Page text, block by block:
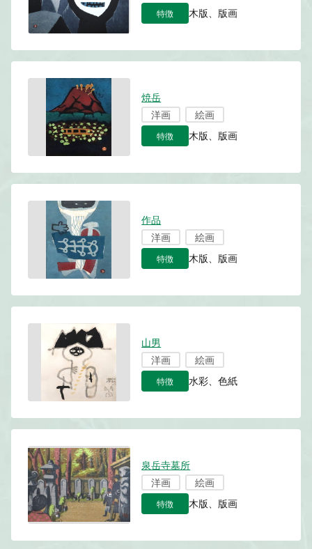
特徴 木版、版画
焼岳
洋画
絵画
特徴 木版、版画
作品
洋画
絵画
特徴 木版、版画
山男
洋画
絵画
特徴 水彩、色紙
泉岳寺墓所
洋画
絵画
特徴 木版、版画